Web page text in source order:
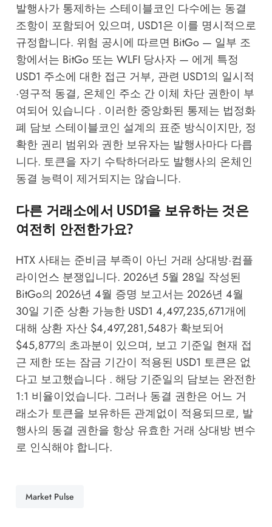
발행사가 통제하는 스테이블코인 다수에는 동결
조항이 포함되어 있으며, USD1은 이를 명시적으로
규정합니다. 위험 공시에 따르면 BitGo — 일부 조
항에서는 BitGo 또는 WLFI 당사자 — 에게 특정
USD1 주소에 대한 접근 거부, 관련 USD1의 일시적
·영구적 동결, 온체인 주소 간 이체 차단 권한이 부
여되어 있습니다 . 이러한 중앙화된 통제는 법정화
폐 담보 스테이블코인 설계의 표준 방식이지만, 정
확한 권리 범위와 권한 보유자는 발행사마다 다릅
니다. 토큰을 자기 수탁하더라도 발행사의 온체인
동결 능력이 제거되지는 않습니다.
다른 거래소에서 USD1을 보유하는 것은
여전히 안전한가요?
HTX 사태는 준비금 부족이 아닌 거래 상대방·컴플
라이언스 분쟁입니다. 2026년 5월 28일 작성된
BitGo의 2026년 4월 증명 보고서는 2026년 4월
30일 기준 상환 가능한 USD1 4,497,235,671개에
대해 상환 자산 $4,497,281,548가 확보되어
$45,877의 초과분이 있으며, 보고 기준일 현재 접
근 제한 또는 잠금 기간이 적용된 USD1 토큰은 없
다고 보고했습니다 . 해당 기준일의 담보는 완전한
1:1 비율이었습니다. 그러나 동결 권한은 어느 거
래소가 토큰을 보유하든 관계없이 적용되므로, 발
행사의 동결 권한을 항상 유효한 거래 상대방 변수
로 인식해야 합니다.
Market Pulse